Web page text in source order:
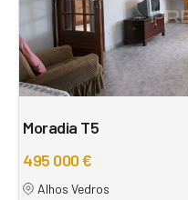
Moradia T5
495 000 €
Alhos Vedros